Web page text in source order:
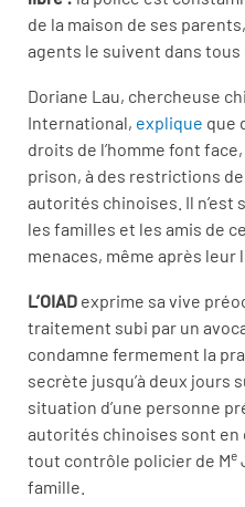
de la maison de ses
agents le suivent dans tous
Doriane Lau, chercheuse
International, explique que
droits de l’homme font
prison, à des restrictions
autorités chinoises. Il n’est
les familles et les amis de
menaces, même après leur
L’OIAD exprime sa vive
traitement subi par un
condamne fermement la
secrète jusqu’à deux jours
situation d’une personne
autorités chinoises sont
tout contrôle policier de Me
famille.